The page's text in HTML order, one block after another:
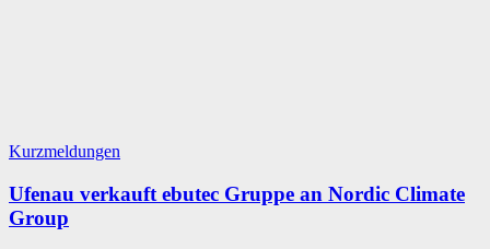
Kurzmeldungen
Ufenau verkauft ebutec Gruppe an Nordic Climate
Group